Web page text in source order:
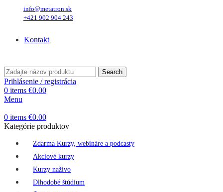
info@metatron.sk
+421 902 904 243
Kontakt
Search
Prihlásenie / registrácia
0 items €0.00
Menu
0 items €0.00
Kategórie produktov
Zdarma Kurzy, webináre a podcasty
Akciové kurzy
Kurzy naživo
Dlhodobé štúdium